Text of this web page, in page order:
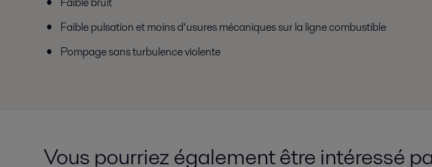
Faible pulsation et moins d’usures mécaniques sur la ligne combustible
Pompage sans turbulence violente
Vous pourriez également être intéressé